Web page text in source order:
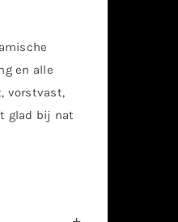
en alle
vorstvast,
glad bij nat